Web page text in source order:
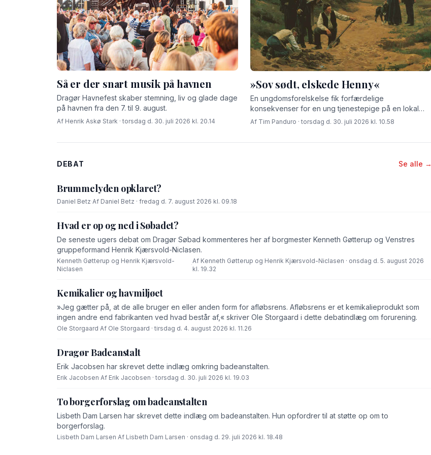
Så er der snart musik på havnen
Dragør Havnefest skaber stemning, liv og glade dage
på havnen fra den 7. til 9. august.
Af Henrik Askø Stark · torsdag d. 30. juli 2026 kl. 20.14
»Sov sødt, elskede Henny«
En ungdomsforelskelse fik forfærdelige
konsekvenser for en ung tjenestepige på en lokal
gård for godt 100 år siden.
Af Tim Panduro · torsdag d. 30. juli 2026 kl. 10.58
DEBAT Se alle →
Brummelyden opklaret?
Daniel Betz·Af Daniel Betz · fredag d. 7. august 2026 kl. 09.18
Hvad er op og ned i Søbadet?
De seneste ugers debat om Dragør Søbad kommenteres her af borgmester Kenneth Gøtterup og Venstres
gruppeformand Henrik Kjærsvold-Niclasen.
Kenneth Gøtterup og Henrik Kjærsvold-
Niclasen
·
Af Kenneth Gøtterup og Henrik Kjærsvold-Niclasen · onsdag d. 5. august 2026
kl. 19.32
Kemikalier og havmiljøet
»Jeg gætter på, at de alle bruger en eller anden form for afløbsrens. Afløbsrens er et kemikalieprodukt som
ingen andre end fabrikanten ved hvad består af,« skriver Ole Storgaard i dette debatindlæg om forurening.
Ole Storgaard·Af Ole Storgaard · tirsdag d. 4. august 2026 kl. 11.26
Dragør Badeanstalt
Erik Jacobsen har skrevet dette indlæg omkring badeanstalten.
Erik Jacobsen·Af Erik Jacobsen · torsdag d. 30. juli 2026 kl. 19.03
To borgerforslag om badeanstalten
Lisbeth Dam Larsen har skrevet dette indlæg om badeanstalten. Hun opfordrer til at støtte op om to
borgerforslag.
Lisbeth Dam Larsen·Af Lisbeth Dam Larsen · onsdag d. 29. juli 2026 kl. 18.48